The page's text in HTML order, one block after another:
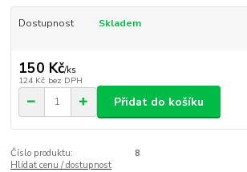
Dostupnost Skladem
150 Kč/ks
124 Kč bez DPH
Přidat do košíku
Číslo produktu:
8
Hlídat cenu / dostupnost